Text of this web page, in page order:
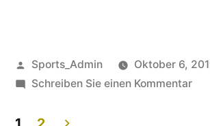
Sports_Admin Oktober 6,
Schreiben Sie einen Kommentar